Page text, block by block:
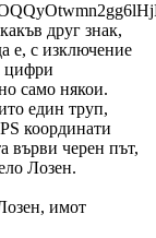
друг знак,
е, с изключение
цифри
само някои.
един труп,
координати
върви черен път,
Лозен.
имот